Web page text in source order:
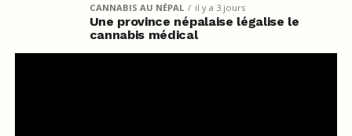
CANNABIS AU NÉPAL il y a 3 jours
Une province népalaise légalise le
cannabis médical